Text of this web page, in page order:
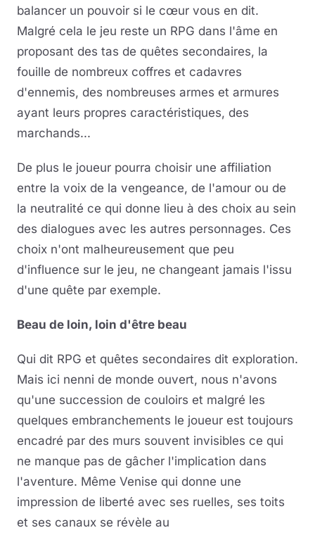
balancer un pouvoir si le cœur vous en dit.
Malgré cela le jeu reste un RPG dans l'âme en
proposant des tas de quêtes secondaires, la
fouille de nombreux coffres et cadavres
d'ennemis, des nombreuses armes et armures
ayant leurs propres caractéristiques, des
marchands...
De plus le joueur pourra choisir une affiliation
entre la voix de la vengeance, de l'amour ou de
la neutralité ce qui donne lieu à des choix au sein
des dialogues avec les autres personnages. Ces
choix n'ont malheureusement que peu
d'influence sur le jeu, ne changeant jamais l'issu
d'une quête par exemple.
Beau de loin, loin d'être beau
Qui dit RPG et quêtes secondaires dit exploration.
Mais ici nenni de monde ouvert, nous n'avons
qu'une succession de couloirs et malgré les
quelques embranchements le joueur est toujours
encadré par des murs souvent invisibles ce qui
ne manque pas de gâcher l'implication dans
l'aventure. Même Venise qui donne une
impression de liberté avec ses ruelles, ses toits
et ses canaux se révèle au